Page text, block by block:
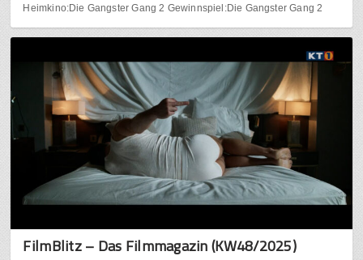
Heimkino:Die Gangster Gang 2 Gewinnspiel:Die Gangster Gang 2
FilmBlitz – Das Filmmagazin (KW48/2025)